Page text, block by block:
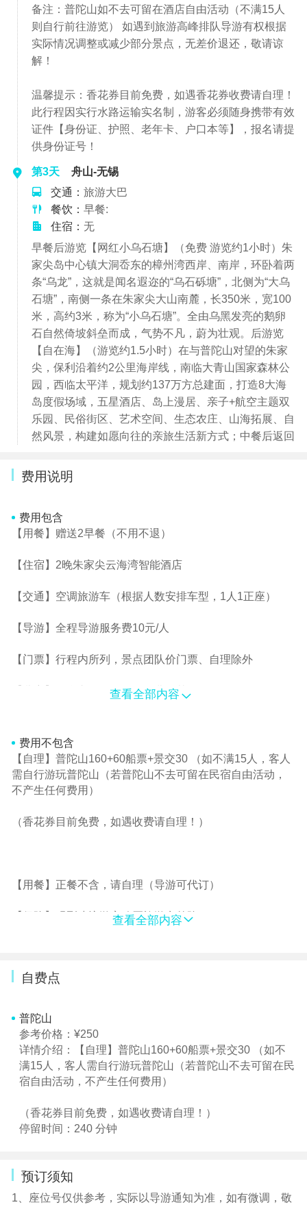
备注：普陀山如不去可留在酒店自由活动（不满15人
则自行前往游览） 如遇到旅游高峰排队导游有权根据
实际情况调整或减少部分景点，无差价退还，敬请谅
解！
温馨提示：香花券目前免费，如遇香花券收费请自理！
此行程因实行水路运输实名制，游客必须随身携带有效
证件【身份证、护照、老年卡、户口本等】，报名请提
供身份证号！
第3天
舟山-无锡
交通： 旅游大巴
餐饮： 早餐:
住宿： 无
早餐后游览【网红小乌石塘】（免费 游览约1小时）朱
家尖岛中心镇大洞岙东的樟州湾西岸、南岸，环卧着两
条“乌龙”，这就是闻名遐迩的“乌石砾塘”，北侧为“大乌
石塘”，南侧一条在朱家尖大山南麓，长350米，宽100
米，高约3米，称为“小乌石塘”。全由乌黑发亮的鹅卵
石自然倚坡斜垒而成，气势不凡，蔚为壮观。后游览
【自在海】（游览约1.5小时）在与普陀山对望的朱家
尖，保利沿着约2公里海岸线，南临大青山国家森林公
园，西临太平洋，规划约137万方总建面，打造8大海
岛度假场域，五星酒店、岛上漫居、亲子+航空主题双
乐园、民俗街区、艺术空间、生态农庄、山海拓展、自
然风景，构建如愿向往的亲旅生活新方式；中餐后返回
费用说明
费用包含
【用餐】赠送2早餐（不用不退）
【住宿】2晚朱家尖云海湾智能酒店
【交通】空调旅游车（根据人数安排车型，1人1正座）
【导游】全程导游服务费10元/人
【门票】行程内所列，景点团队价门票、自理除外
【儿童】只含车位，导游服务费，其余自理
查看全部内容
费用不包含
【自理】普陀山160+60船票+景交30 （如不满15人，客人
需自行游玩普陀山（若普陀山不去可留在民宿自由活动，
不产生任何费用）
（香花券目前免费，如遇收费请自理！）
【用餐】正餐不含，请自理（导游可代订）
【保险】强烈建议游客购买旅游意外险
自愿选择，旅行社及导游不参与
【补房差】房差260元/人2晚，退房差180元/人2晚
【儿童费用】
漂流（1米以下不能漂，1米以上现付60元）
帆船出海大小同价
【儿童餐费】
①【早餐】1.2米以下免费，
1.2--1.5米补10*2餐=20元
查看全部内容
自费点
普陀山
参考价格：¥250
详情介绍：【自理】普陀山160+60船票+景交30 （如不
满15人，客人需自行游玩普陀山（若普陀山不去可留在民
宿自由活动，不产生任何费用）
（香花券目前免费，如遇收费请自理！）
停留时间：240 分钟
预订须知
1、座位号仅供参考，实际以导游通知为准，如有微调，敬